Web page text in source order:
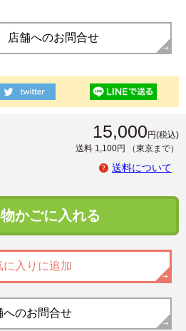
店舗へのお問合せ
15,000 円(税込)
送料 1,100円
（東京まで）
送料について
かごに入れる
に入りに追加
へのお問合せ